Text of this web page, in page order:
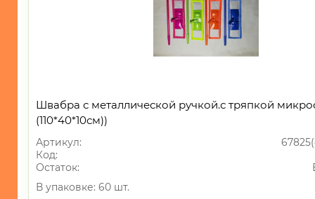
Швабра с металлической ручкой.с тряпкой
(110*40*10см))
Артикул:
Код:
Остаток:
В упаковке: 60 шт.